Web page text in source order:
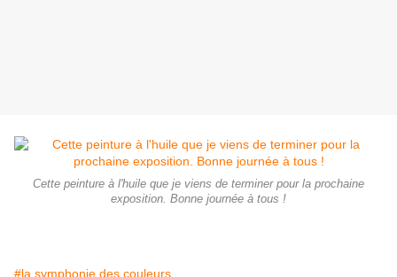
Cette peinture à l'huile que je viens de terminer pour la prochaine
exposition. Bonne journée à tous !
#la symphonie des couleurs